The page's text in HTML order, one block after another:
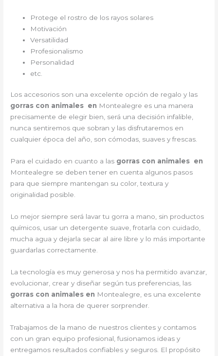
Protege el rostro de los rayos solares
Motivación
Versatilidad
Profesionalismo
Personalidad
etc.
Los accesorios son una excelente opción de regalo y las
gorras con animales en Montealegre es una manera
precisamente de elegir bien, será una decisión infalible,
nunca sentiremos que sobran y las disfrutaremos en
cualquier época del año, son cómodas, suaves y frescas.
Para el cuidado en cuanto a las gorras con animales en
Montealegre se deben tener en cuenta algunos pasos
para que siempre mantengan su color, textura y
originalidad posible.
Lo mejor siempre será lavar tu gorra a mano, sin productos
químicos, usar un detergente suave, frotarla con cuidado,
mucha agua y dejarla secar al aire libre y lo más importante
guardarlas correctamente.
La tecnología es muy generosa y nos ha permitido avanzar,
evolucionar, crear y diseñar según tus preferencias, las
gorras con animales en Montealegre, es una excelente
alternativa a la hora de querer sorprender.
Trabajamos de la mano de nuestros clientes y contamos
con un gran equipo profesional, fusionamos ideas y
entregamos resultados confiables y seguros. El propósito